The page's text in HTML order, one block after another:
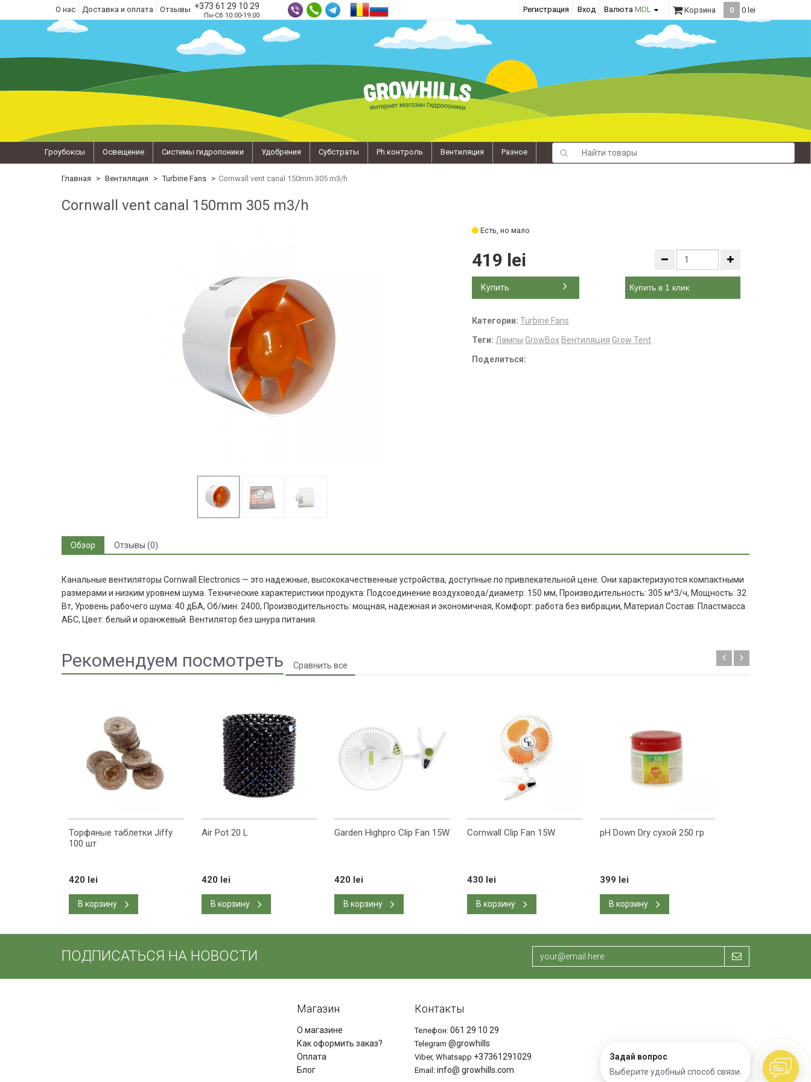
О нас Доставка и оплата Отзывы +373 61 29 10 29
Пн-Сб 10:00-19:00
Регистрация Вход Валюта MDL Корзина 0 0 lei
Гроубоксы Освещение Системы гидропоники Удобрения Субстраты Ph контроль Вентиляция Разное
Главная Вентиляция Turbine Fans Cornwall vent canal 150mm 305 m3/h
Cornwall vent canal 150mm 305 m3/h
Есть, но мало
419 lei
Купить Купить в 1 клик
Категории: Turbine Fans
Теги: Лампы GrowBox Вентиляция Grow Tent
Поделиться:
Обзор Отзывы (0)
Канальные вентиляторы Cornwall Electronics — это надежные, высококачественные устройства, доступные по привлекательной цене. Они характеризуются компактными
размерами и низким уровнем шума. Технические характеристики продукта: Подсоединение воздуховода/диаметр: 150 мм, Производительность: 305 м^3/ч, Мощность: 32
Вт, Уровень рабочего шума: 40 дБА, Об/мин: 2400, Производительность: мощная, надежная и экономичная, Комфорт: работа без вибрации, Материал Состав: Пластмасса
АБС, Цвет: белый и оранжевый. Вентилятор без шнура питания.
Рекомендуем посмотреть
Торфяные таблетки Jiffy
100 шт
420 lei
В корзину
Air Pot 20 L
420 lei
В корзину
Garden Highpro Clip Fan 15W
420 lei
В корзину
Cornwall Clip Fan 15W
430 lei
В корзину
pH Down Dry сухой 250 гр
399 lei
В корзину
ПОДПИСАТЬСЯ НА НОВОСТИ
Магазин
О магазине
Как оформить заказ?
Оплата
Блог
Контакты
Телефон: 061 29 10 29
Telegram @growhills
Viber, Whatsapp +37361291029
Email: info@ growhills.com
Задай вопрос
Выберите удобный способ связи.